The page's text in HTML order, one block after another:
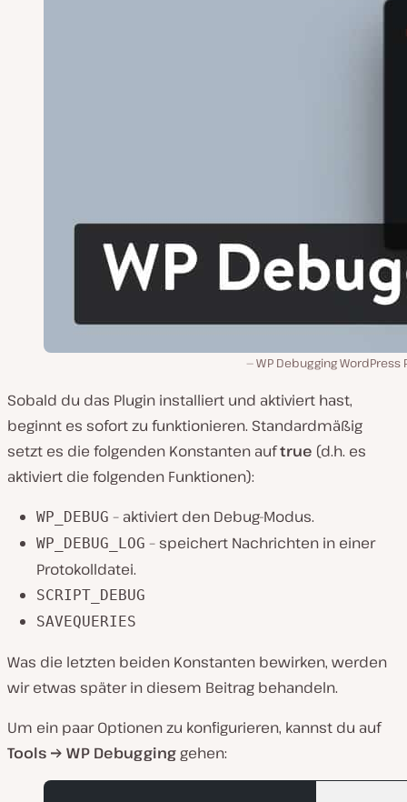
WP Debugging WordPress
Sobald du das Plugin installiert und aktiviert hast,
beginnt es sofort zu funktionieren. Standardmäßig
setzt es die folgenden Konstanten auftrue (d.h. es
aktiviert die folgenden Funktionen):
WP_DEBUG – aktiviert den Debug-Modus.
WP_DEBUG_LOG – speichert Nachrichten in einer
Protokolldatei.
SCRIPT_DEBUG
SAVEQUERIES
Was die letzten beiden Konstanten bewirken, werden
wir etwas später in diesem Beitrag behandeln.
Um ein paar Optionen zu konfigurieren, kannst du auf
Tools → WP Debugging gehen: